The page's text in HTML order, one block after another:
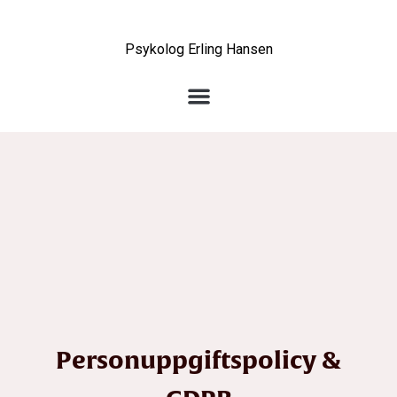
Psykolog Erling Hansen
Personuppgiftspolicy &